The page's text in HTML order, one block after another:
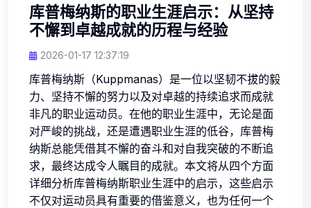
库普梅纳斯的职业生涯启示：从坚持
不懈到卓越成就的历程与经验
2026-01-17 12:37:19
库普梅纳斯（Kuppmanas）是一位以坚韧不拔的毅
力、坚持不懈的努力以及对卓越的持续追求而成就
非凡的职业运动员。在他的职业生涯中，无论是面
对严峻的挑战，还是遭遇职业生涯的低谷，库普梅
纳斯总能凭借其不懈的奋斗和对自我突破的不断追
求，最终达成令人瞩目的成就。本文将从四个方面
详细分析库普梅纳斯职业生涯中的启示，这些启示
不仅对运动员具有重要的借鉴意义，也为任何一个